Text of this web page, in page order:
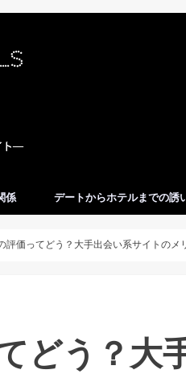
係 デートからホテルまでの誘
評価ってどう？大手出会い系サイトのメ
どう？大